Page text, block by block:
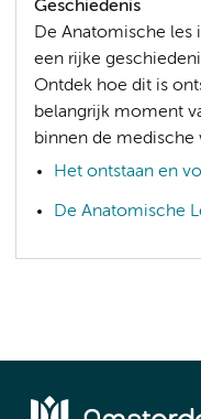
Geschiedenis
De Anatomische les
een rijke
Ontdek hoe dit is
belangrijk moment
binnen de medische
Het ontstaan en
De Anatomische